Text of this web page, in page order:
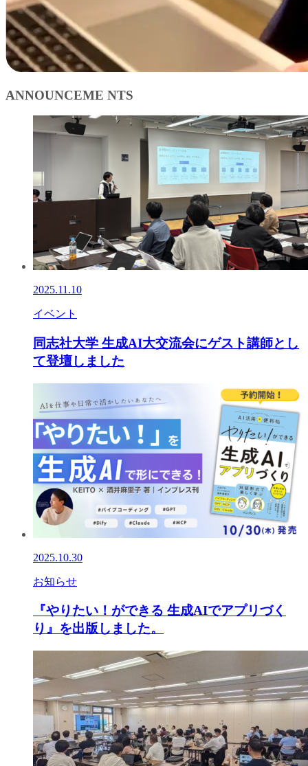
ANNOUNCEME NTS
2025.11.10
イベント
同志社大学 生成AI大交流会にゲスト講師とし
て登壇しました
2025.10.30
お知らせ
『やりたい！ができる 生成AIでアプリづく
り』を出版しました。